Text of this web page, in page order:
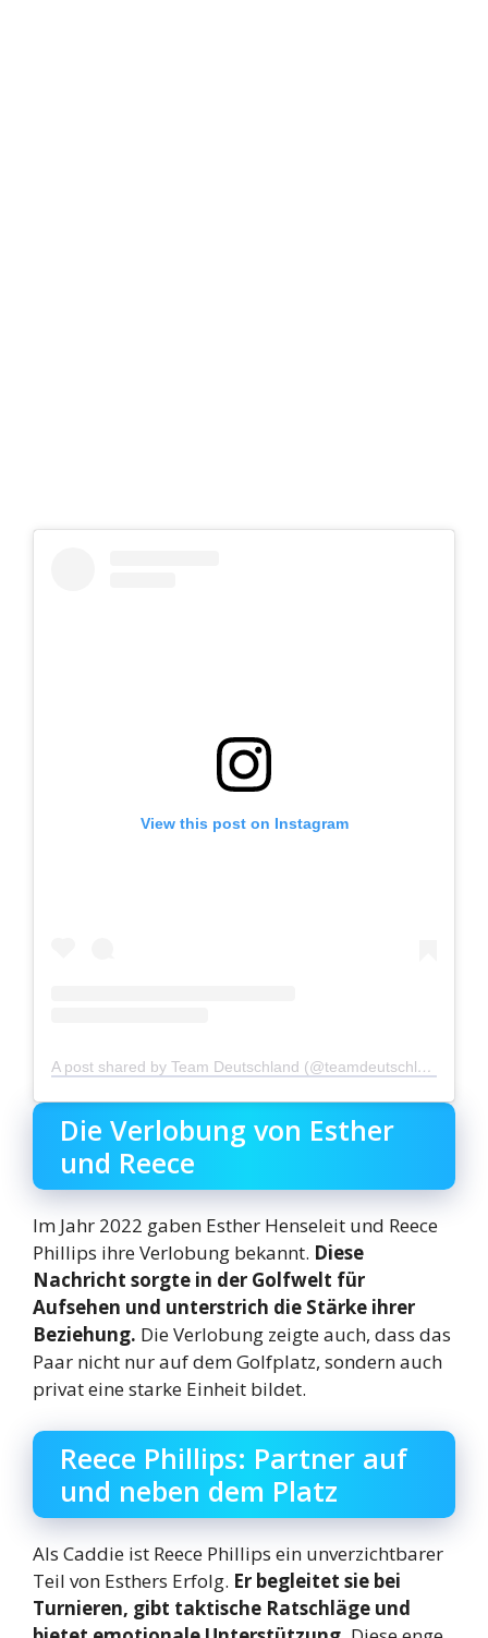
View this post on Instagram
A post shared by Team Deutschland (@teamdeutschland)
Die Verlobung von Esther
und Reece
Im Jahr 2022 gaben Esther Henseleit und Reece
Phillips ihre Verlobung bekannt. Diese
Nachricht sorgte in der Golfwelt für
Aufsehen und unterstrich die Stärke ihrer
Beziehung. Die Verlobung zeigte auch, dass das
Paar nicht nur auf dem Golfplatz, sondern auch
privat eine starke Einheit bildet.
Reece Phillips: Partner auf
und neben dem Platz
Als Caddie ist Reece Phillips ein unverzichtbarer
Teil von Esthers Erfolg. Er begleitet sie bei
Turnieren, gibt taktische Ratschläge und